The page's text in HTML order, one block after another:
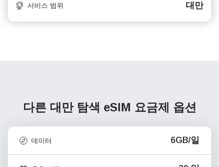
서비스 범위 대만
다른 대만 탐색 eSIM 요금제 옵션
데이터 6GB/일